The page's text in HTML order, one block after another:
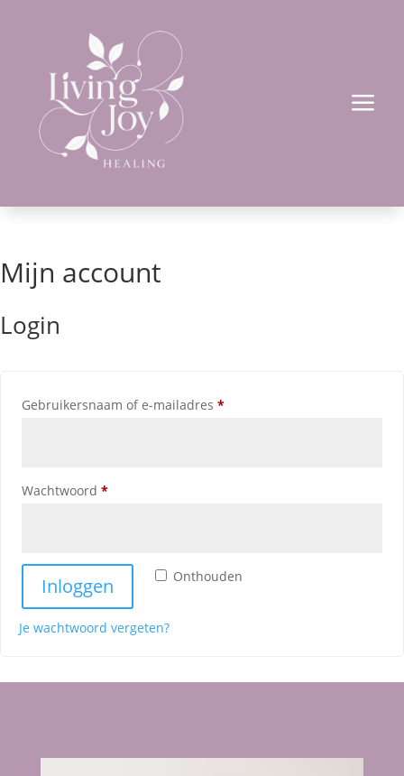
a
Mijn account
Login
Gebruikersnaam of e-mailadres *Vereist
Wachtwoord *Vereist
Onthouden
Inloggen
Je wachtwoord vergeten?